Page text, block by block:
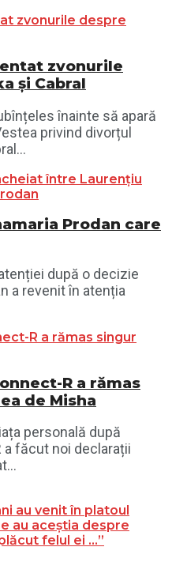
zvonurile
și Cabral
înainte să apară
privind divorțul
Prodan care
după o decizie
a revenit în atenția
R a rămas
de Misha
personală după
a făcut noi declarații